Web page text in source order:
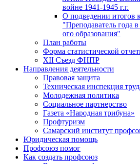
войне 1941-1945 г.г.
О подведении итогов
"Преподаватель года
ого образования"
План работы
Форма статистической
XII Съезд ФНПР
Направления деятельности
Правовая защита
Техническая инспекция
Молодежная политика
Социальное партнерство
Газета «Народная трибуна»
Профтуризм
Самарский институт
Юридическая помощь
Профсоюз помог
Как создать профсоюз